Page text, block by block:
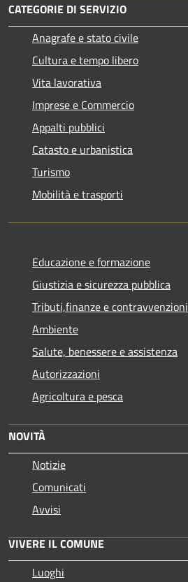
CATEGORIE DI SERVIZIO
Anagrafe e stato civile
Cultura e tempo libero
Vita lavorativa
Imprese e Commercio
Appalti pubblici
Catasto e urbanistica
Turismo
Mobilità e trasporti
Educazione e formazione
Giustizia e sicurezza pubblica
Tributi,finanze e contravvenzioni
Ambiente
Salute, benessere e assistenza
Autorizzazioni
Agricoltura e pesca
NOVITÀ
Notizie
Comunicati
Avvisi
VIVERE IL COMUNE
Luoghi